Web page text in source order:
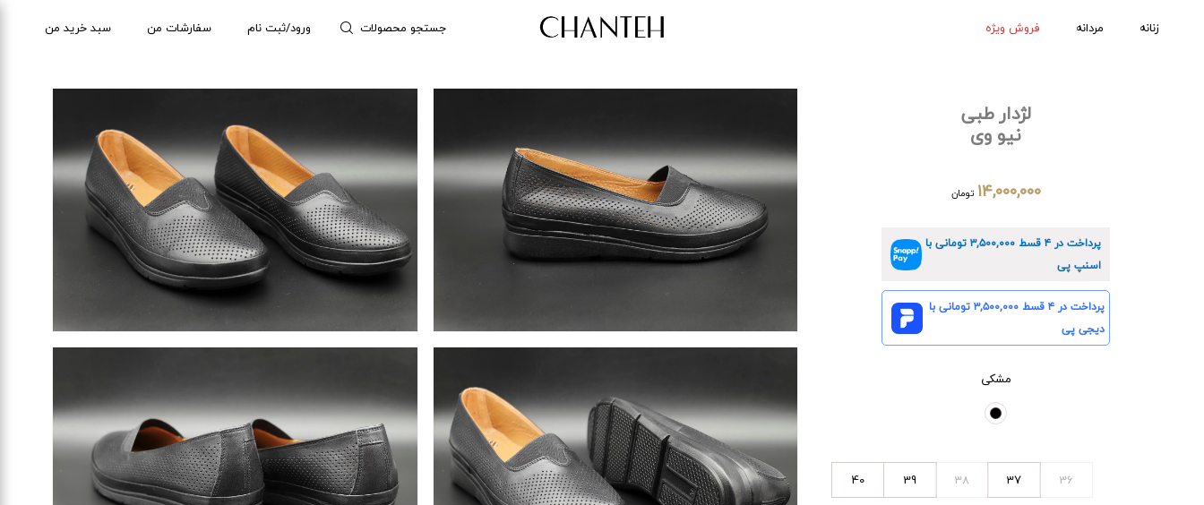
زنانه مردانه فروش ویژه سبد خرید من سفارشات من ورود/ثبت نام جستجو محصولات
لژدار طبی
نیو وی
۱۴,۰۰۰,۰۰۰ تومان
پرداخت در ۴ قسط ۳,۵۰۰,۰۰۰تومانی با
اسنپ پی
پرداخت در ۴ قسط ۳,۵۰۰,۰۰۰تومانی با
دیجی پی
مشکی
36
37
38
39
40